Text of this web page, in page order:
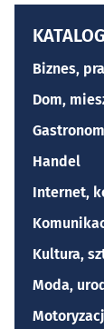
Biznes,
Dom,
Handel
Internet,
Kultura,
Moda,